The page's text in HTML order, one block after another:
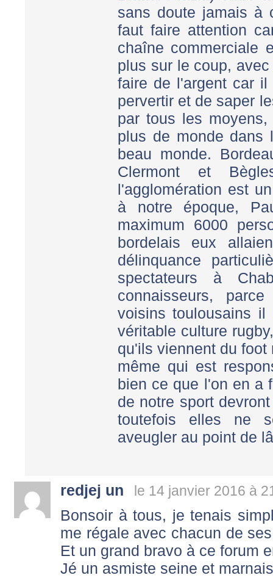
sans doute jamais à
faut faire attention
chaîne commerciale
plus sur le coup,
faire de l'argent car
pervertir et de saper
par tous les
plus de monde dans
beau monde.
Clermont et
l'agglomération est
à notre époque,
maximum 6000
bordelais eux
délinquance
spectateurs à
connaisseurs,
voisins toulousains
véritable culture
qu'ils viennent du
même qui est
bien ce que l'on en a
de notre sport
toutefois elles ne
aveugler au point de
redjej un le 14 janvier 2016 à
Bonsoir à tous, je tenais
me régale avec chacun de
Et un grand bravo à ce forum
Jé un asmiste seine et